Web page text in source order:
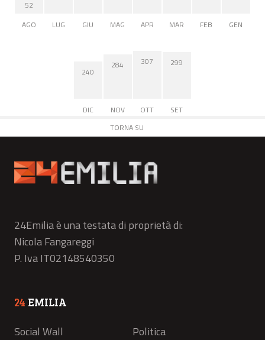
52
AGO
LUG GIU MAG APR MAR FEB GEN
240
DIC
284
NOV
307
OTT
299
SET
TORNA SU
24Emilia è una testata di proprietà di:
Nicola Fangareggi
P. Iva IT02148540350
24 EMILIA
Social Wall
Politica